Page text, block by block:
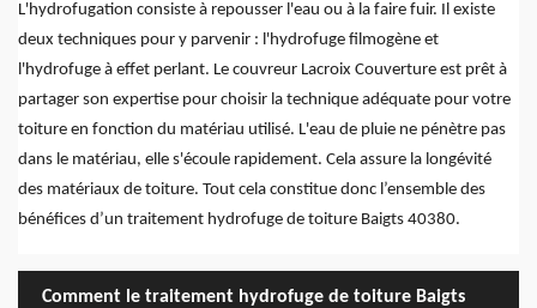
L'hydrofugation consiste à repousser l'eau ou à la faire fuir. Il existe
deux techniques pour y parvenir : l'hydrofuge filmogène et
l'hydrofuge à effet perlant. Le couvreur Lacroix Couverture est prêt à
partager son expertise pour choisir la technique adéquate pour votre
toiture en fonction du matériau utilisé. L'eau de pluie ne pénètre pas
dans le matériau, elle s'écoule rapidement. Cela assure la longévité
des matériaux de toiture. Tout cela constitue donc l’ensemble des
bénéfices d’un traitement hydrofuge de toiture Baigts 40380.
Comment le traitement hydrofuge de toiture Baigts